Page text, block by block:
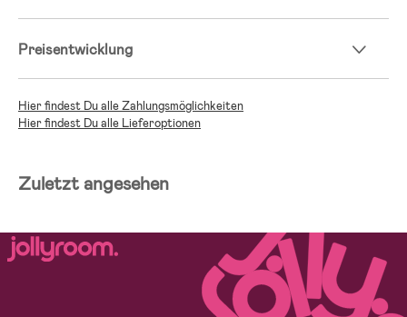
Preisentwicklung
Hier findest Du alle Zahlungsmöglichkeiten
Hier findest Du alle Lieferoptionen
Zuletzt angesehen